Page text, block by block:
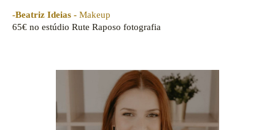
-Beatriz Ideias - Makeup
65€ no estúdio Rute Raposo fotografia